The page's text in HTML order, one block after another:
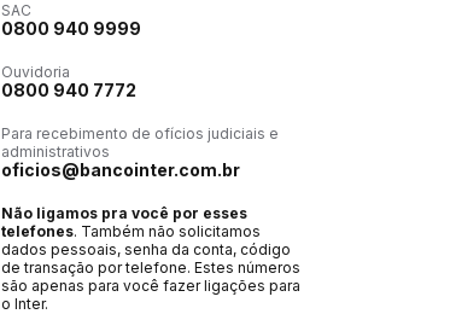
SAC
0800 940 9999
Ouvidoria
0800 940 7772
Para recebimento de ofícios judiciais e
administrativos
oficios@bancointer.com.br
Não ligamos pra você por esses
telefones. Também não solicitamos
dados pessoais, senha da conta, código
de transação por telefone. Estes números
são apenas para você fazer ligações para
o Inter.